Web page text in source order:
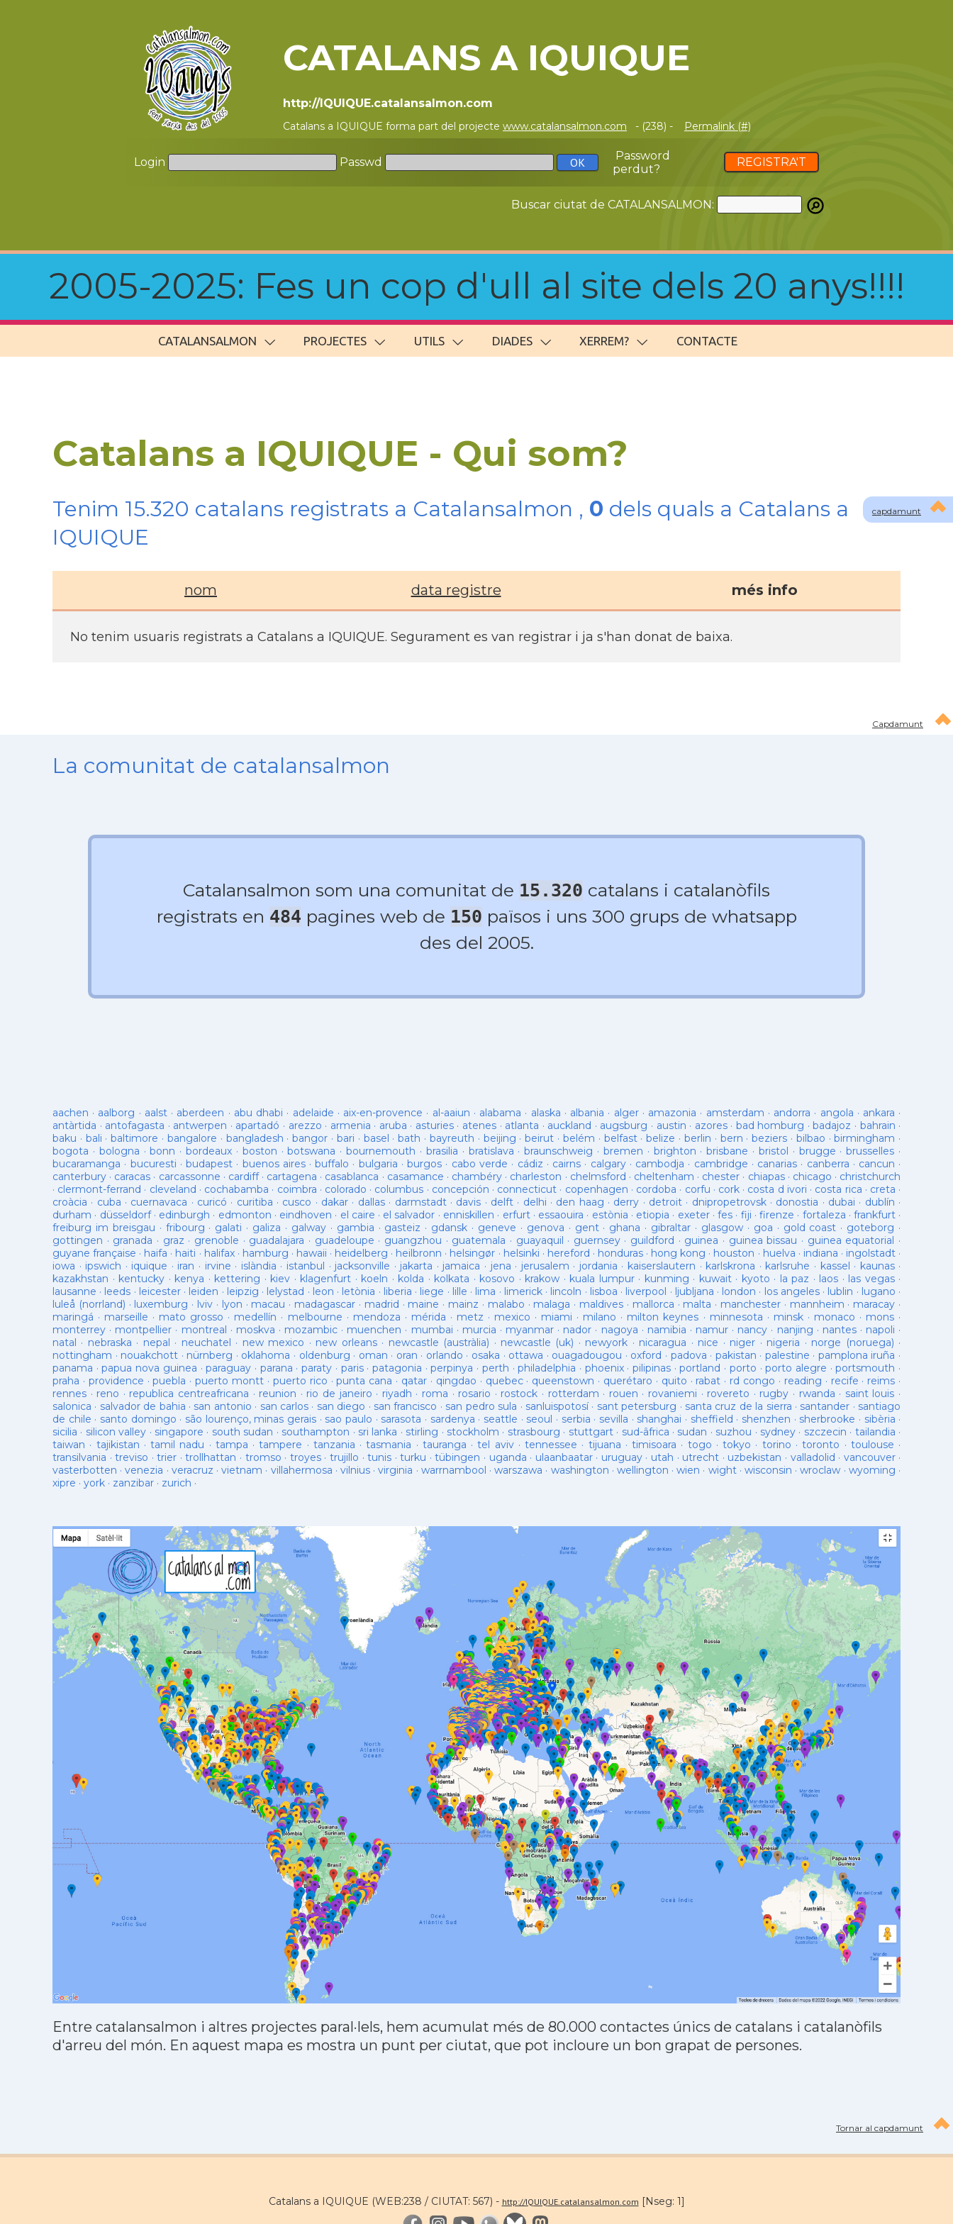
CATALANS A IQUIQUE
http://IQUIQUE.catalansalmon.com
Catalans a IQUIQUE forma part del projecte www.catalansalmon.com - (238) - Permalink (#)
Login Passwd
Password
perdut?
REGISTRA'T
Buscar ciutat de CATALANSALMON:
2005-2025: Fes un cop d'ull al site dels 20 anys!!!!
CATALANSALMON PROJECTES UTILS DIADES XERREM? CONTACTE
capdamunt
Catalans a IQUIQUE - Qui som?
Tenim 15.320 catalans registrats a Catalansalmon , 0 dels quals a Catalans a
IQUIQUE
nom data registre més info
No tenim usuaris registrats a Catalans a IQUIQUE. Segurament es van registrar i ja s'han donat de baixa.
Capdamunt
La comunitat de catalansalmon
Catalansalmon som una comunitat de 15.320 catalans i catalanòfils
registrats en 484 pagines web de 150 països i uns 300 grups de whatsapp
des del 2005.
aachen · aalborg · aalst· aberdeen · abu dhabi · adelaide · aix-en-provence · al-aaiun · alabama · alaska · albania · alger· amazonia · amsterdam · andorra · angola · ankara ·
antàrtida · antofagasta · antwerpen · apartadó · arezzo · armenia · aruba · asturies· atenes · atlanta · auckland · augsburg · austin · azores· bad homburg ·badajoz · bahrain ·
baku · bali ·baltimore · bangalore · bangladesh ·bangor · bari · basel ·bath · bayreuth · beijing ·beirut · belém · belfast·belize · berlin · bern ·beziers · bilbao ·birmingham ·
bogota · bologna ·bonn ·bordeaux · boston ·botswana ·bournemouth · brasilia · bratislava ·braunschweig · bremen · brighton ·brisbane · bristol · brugge ·brusselles ·
bucaramanga · bucuresti · budapest · buenos aires·buffalo · bulgaria ·burgos · cabo verde · cádiz · cairns · calgary· cambodja · cambridge · canarias · canberra · cancun ·
canterbury · caracas · carcassonne · cardiff· cartagena · casablanca · casamance · chambéry · charleston · chelmsford · cheltenham · chester · chiapas· chicago · christchurch
· clermont-ferrand · cleveland · cochabamba · coimbra · colorado · columbus · concepción · connecticut · copenhagen · cordoba · corfu · cork · costa d ivori · costa rica · creta ·
croàcia · cuba · cuernavaca · curicó · curitiba · cusco · dakar · dallas· darmstadt· davis · delft· delhi · den haag · derry · detroit· dnipropetrovsk· donostia · dubai · dublín ·
durham · düsseldorf· edinburgh · edmonton · eindhoven · el caire · el salvador · enniskillen · erfurt· essaouira · estònia · etiopia · exeter· fes · fiji · firenze · fortaleza · frankfurt ·
freiburg im breisgau · fribourg · galati · galiza · galway· gambia · gasteiz · gdansk · geneve · genova · gent· ghana · gibraltar · glasgow· goa · gold coast · goteborg ·
gottingen · granada · graz · grenoble · guadalajara · guadeloupe · guangzhou · guatemala · guayaquil · guernsey· guildford · guinea · guinea bissau · guinea equatorial ·
guyane française · haifa · haiti · halifax· hamburg · hawaii · heidelberg · heilbronn · helsingør · helsinki · hereford · honduras· hong kong · houston · huelva · indiana · ingolstadt·
iowa · ipswich · iquique · iran · irvine · islàndia · istanbul · jacksonville · jakarta · jamaica · jena · jerusalem · jordania · kaiserslautern · karlskrona · karlsruhe · kassel · kaunas·
kazakhstan · kentucky · kenya · kettering · kiev · klagenfurt · koeln · kolda · kolkata · kosovo · krakow · kuala lumpur· kunming · kuwait· kyoto · la paz · laos · las vegas·
lausanne · leeds · leicester· leiden · leipzig · lelystad · leon · letònia · liberia · liege · lille · lima · limerick· lincoln · lisboa · liverpool · ljubljana · london · los angeles· lublin · lugano ·
luleå (norrland) · luxemburg · lviv · lyon · macau · madagascar · madrid · maine · mainz · malabo · malaga · maldives · mallorca · malta · manchester · mannheim · maracay ·
maringá · marseille · mato grosso · medellín · melbourne · mendoza · mérida · metz · mexico · miami · milano · milton keynes · minnesota · minsk· monaco · mons ·
monterrey · montpellier · montreal · moskva · mozambic · muenchen · mumbai · murcia · myanmar · nador · nagoya · namibia · namur · nancy · nanjing · nantes· napoli ·
natal · nebraska · nepal · neuchatel · new mexico · new orleans· newcastle (austràlia) · newcastle (uk) · newyork · nicaragua · nice · niger · nigeria · norge (noruega) ·
nottingham · nouakchott · nürnberg · oklahoma · oldenburg · oman · oran · orlando · osaka · ottawa · ouagadougou · oxford · padova · pakistan · palestine · pamplona iruña ·
panama ·papua nova guinea ·paraguay · parana ·paraty · paris· patagonia ·perpinya · perth ·philadelphia · phoenix·pilipinas ·portland · porto ·porto alegre ·portsmouth ·
praha · providence ·puebla ·puerto montt · puerto rico ·punta cana · qatar · qingdao · quebec· queenstown · querétaro · quito · rabat · rd congo · reading · recife · reims ·
rennes · reno · republica centreafricana · reunion · rio de janeiro · riyadh · roma · rosario · rostock · rotterdam · rouen · rovaniemi · rovereto · rugby · rwanda · saint louis ·
salonica · salvador de bahia · san antonio · san carlos · san diego · san francisco · san pedro sula · sanluispotosí· sant petersburg · santa cruz de la sierra · santander · santiago
de chile · santo domingo · são lourenço, minas gerais· sao paulo · sarasota · sardenya · seattle · seoul · serbia · sevilla · shanghai · sheffield · shenzhen · sherbrooke · sibèria ·
sicilia · silicon valley · singapore · south sudan · southampton · sri lanka · stirling · stockholm · strasbourg · stuttgart· sud-âfrica · sudan · suzhou · sydney · szczecin · tailandia ·
taiwan · tajikistan ·tamil nadu · tampa ·tampere · tanzania ·tasmania · tauranga ·tel aviv·tennessee · tijuana ·timisoara · togo ·tokyo · torino ·toronto · toulouse ·
transilvania ·treviso ·trier ·trollhattan · tromso · troyes· trujillo ·tunis ·turku ·tübingen · uganda · ulaanbaatar· uruguay· utah · utrecht · uzbekistan · valladolid · vancouver·
vasterbotten ·venezia · veracruz ·vietnam · villahermosa · vilnius·virginia · warrnambool ·warszawa · washington · wellington ·wien · wight·wisconsin ·wroclaw · wyoming ·
xipre · york · zanzibar · zurich ·
Entre catalansalmon i altres projectes paral·lels, hem acumulat més de 80.000 contactes únics de catalans i catalanòfils
d'arreu del món. En aquest mapa es mostra un punt per ciutat, que pot incloure un bon grapat de persones.
Tornar al capdamunt
Catalans a IQUIQUE (WEB:238 / CIUTAT: 567) - http://IQUIQUE.catalansalmon.com [Nseg: 1]